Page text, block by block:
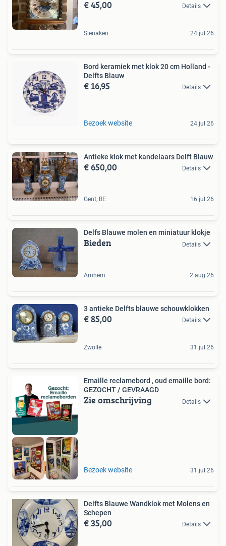
€ 45,00 Details
Slenaken 24 jul 26
Bord keramiek met klok 20 cm Holland -
Delfts Blauw
€ 16,95 Details
Bezoek website 24 jul 26
Antieke klok met kandelaars Delft Blauw
€ 650,00 Details
Gent, BE 16 jul 26
Delfs Blauwe molen en miniatuur klokje
Bieden Details
Arnhem 2 aug 26
3 antieke Delfts blauwe schouwklokken
€ 85,00 Details
Zwolle 31 jul 26
RECLAMEBORDEN
Emaille reclamebord , oud emaille bord:
GEZOCHT / GEVRAAGD
Zie omschrijving Details
Bezoek website 31 jul 26
Delfts Blauwe Wandklok met Molens en
Schepen
€ 35,00 Details